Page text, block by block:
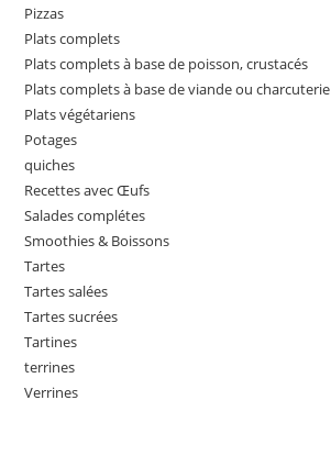
Pizzas
Plats complets
Plats complets à base de poisson, crustacés
Plats complets à base de viande ou charcuterie
Plats végétariens
Potages
quiches
Recettes avec Œufs
Salades complétes
Smoothies & Boissons
Tartes
Tartes salées
Tartes sucrées
Tartines
terrines
Verrines